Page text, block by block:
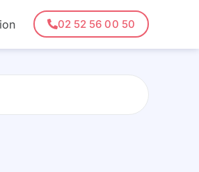
02 52 56 00 50